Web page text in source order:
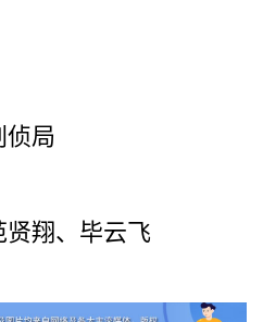
侦局
翔、毕云飞